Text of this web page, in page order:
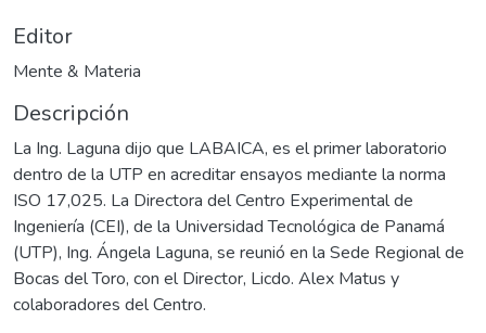
Editor
Mente & Materia
Descripción
La Ing. Laguna dijo que LABAICA, es el primer laboratorio
dentro de la UTP en acreditar ensayos mediante la norma
ISO 17,025. La Directora del Centro Experimental de
Ingeniería (CEI), de la Universidad Tecnológica de Panamá
(UTP), Ing. Ángela Laguna, se reunió en la Sede Regional de
Bocas del Toro, con el Director, Licdo. Alex Matus y
colaboradores del Centro.